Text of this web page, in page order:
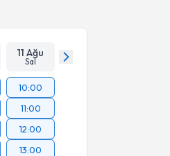
11 Ağu
Sal
10:00
11:00
12:00
13:00